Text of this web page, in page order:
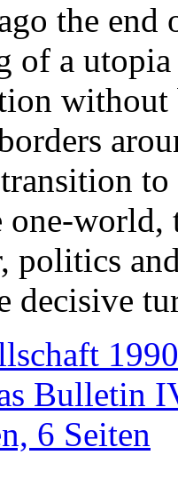
the end
of a
without
one-world,
politics
decisive
Bulletin
6 Seiten